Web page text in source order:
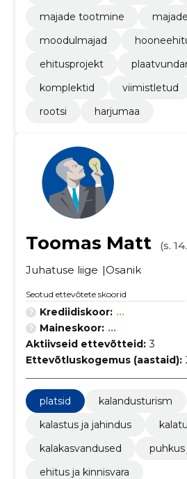
majade tootmine
moodulmajad
ehitusprojekt
komplektid
viimistletud
rootsi
harjumaa
Toomas Matt
(s.
Juhatuse liige
Osanik
Seotud ettevõtete skoorid
Krediidiskoor: ...
Maineskoor: ...
Aktiivseid ettevõtteid: 3
Ettevõtluskogemus (aastaid):
platsid kalandusturism
kalastus ja jahindus
kalakasvandused
ehitus ja kinnisvara